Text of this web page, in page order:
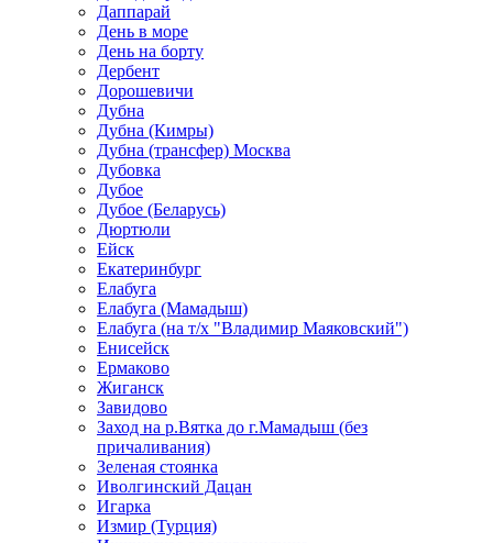
Даппарай
День в море
День на борту
Дербент
Дорошевичи
Дубна
Дубна (Кимры)
Дубна (трансфер) Москва
Дубовка
Дубое
Дубое (Беларусь)
Дюртюли
Ейск
Екатеринбург
Елабуга
Елабуга (Мамадыш)
Елабуга (на т/х "Владимир Маяковский")
Енисейск
Ермаково
Жиганск
Завидово
Заход на р.Вятка до г.Мамадыш (без
причаливания)
Зеленая стоянка
Иволгинский Дацан
Игарка
Измир (Турция)